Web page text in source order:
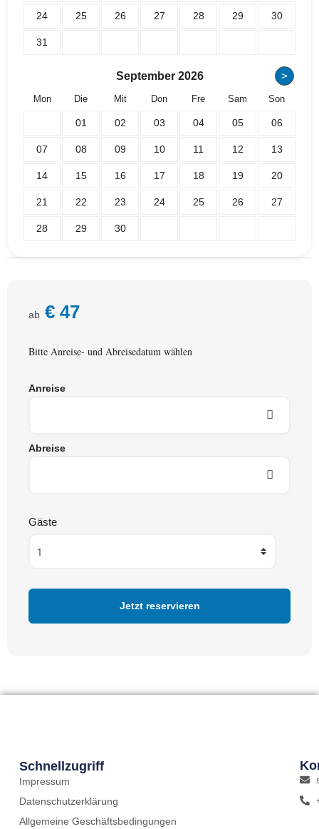
24 25 26 27 28 29 30
31
September 2026 >
Mon Die Mit Don Fre Sam Son
01 02 03 04 05 06
07 08 09 10 11 12 13
14 15 16 17 18 19 20
21 22 23 24 25 26 27
28 29 30
ab € 47
Bitte Anreise- und Abreisedatum wählen
Anreise
Abreise
Gäste
Schnellzugriff
Impressum
Datenschutzerklärung
Allgemeine Geschäftsbedingungen